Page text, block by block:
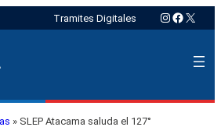
Tramites Digitales Instagram
X
» SLEP Atacama saluda el 127°